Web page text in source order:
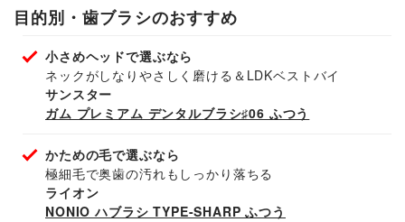
目的別・歯ブラシのおすすめ
小さめヘッドで選ぶなら
ネックがしなりやさしく磨ける＆LDKベストバイ
サンスター
ガム プレミアム デンタルブラシ♯06 ふつう
かための毛で選ぶなら
極細毛で奥歯の汚れもしっかり落ちる
ライオン
NONIO ハブラシ TYPE-SHARP ふつう